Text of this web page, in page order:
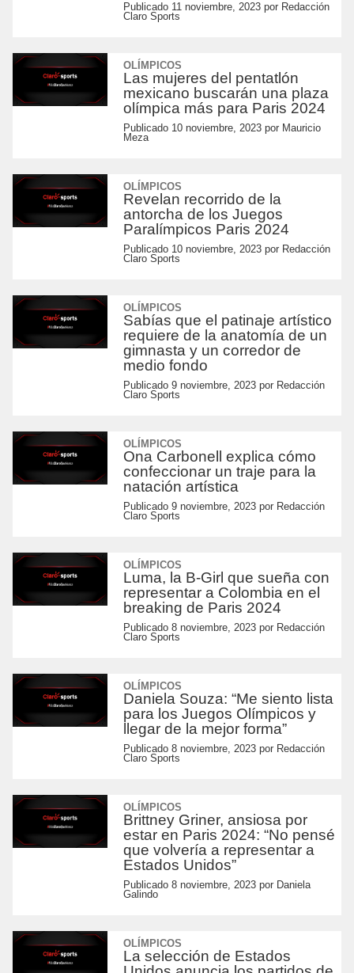
Publicado 11 noviembre, 2023por Redacción
Claro Sports
OLÍMPICOS
Las mujeres del pentatlón
mexicano buscarán una plaza
olímpica más para Paris 2024
Publicado 10 noviembre, 2023por Mauricio
Meza
OLÍMPICOS
Revelan recorrido de la
antorcha de los Juegos
Paralímpicos Paris 2024
Publicado 10 noviembre, 2023por Redacción
Claro Sports
OLÍMPICOS
Sabías que el patinaje artístico
requiere de la anatomía de un
gimnasta y un corredor de
medio fondo
Publicado 9 noviembre, 2023por Redacción
Claro Sports
OLÍMPICOS
Ona Carbonell explica cómo
confeccionar un traje para la
natación artística
Publicado 9 noviembre, 2023por Redacción
Claro Sports
OLÍMPICOS
Luma, la B-Girl que sueña con
representar a Colombia en el
breaking de Paris 2024
Publicado 8 noviembre, 2023por Redacción
Claro Sports
OLÍMPICOS
Daniela Souza: “Me siento lista
para los Juegos Olímpicos y
llegar de la mejor forma”
Publicado 8 noviembre, 2023por Redacción
Claro Sports
OLÍMPICOS
Brittney Griner, ansiosa por
estar en Paris 2024: “No pensé
que volvería a representar a
Estados Unidos”
Publicado 8 noviembre, 2023por Daniela
Galindo
OLÍMPICOS
La selección de Estados